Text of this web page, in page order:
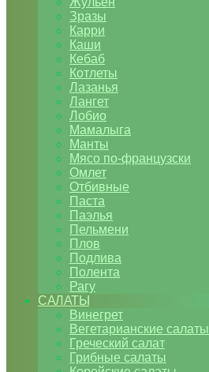
Зразы
Карри
Каши
Кебаб
Котлеты
Лазанья
Лангет
Лобио
Мамалыга
Манты
Мясо по-французски
Омлет
Отбивные
Паста
Паэлья
Пельмени
Плов
Подлива
Полента
Рагу
САЛАТЫ
Винегрет
Вегетарианские салаты
Греческий салат
Грибные салаты